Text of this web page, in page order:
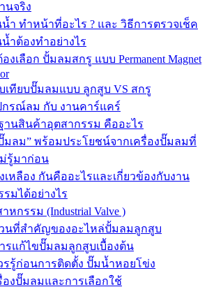
นจริง
ำ ทำหน้าที่อะไร ? และ วิธีการตรวจเช็ค
ำต้องทำอย่างไร
งเลือก ปั้มลมสกรู แบบ Permanent Magnet
เทียบปั๊มลมแบบ ลูกสูบ VS สกรู
รณ์ลม กับ งานคาร์แคร์
านสินค้าอุตสากรรม คืออะไร
มลม” พร้อมประโยชน์จากเครื่องปั๊มลมที่
รู้มาก่อน
หลือง กันคืออะไรและเกี่ยวข้องกับงาน
มได้อย่างไร
หกรรม (Industrial Valve )
นที่สำคัญของอะไหล่ปั้มลมลูกสูบ
รแก้ไขปั๊มลมลูกสูบเบื้องต้น
รรู้ก่อนการติดตั้ง ปั๊มน้ำหอยโข่ง
องปั๊มลมและการเลือกใช้